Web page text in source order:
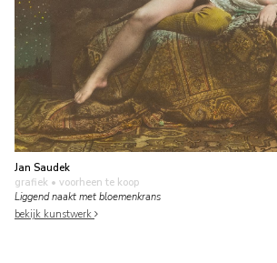
Jan Saudek
grafiek • voorheen te koop
Liggend naakt met bloemenkrans
bekijk kunstwerk